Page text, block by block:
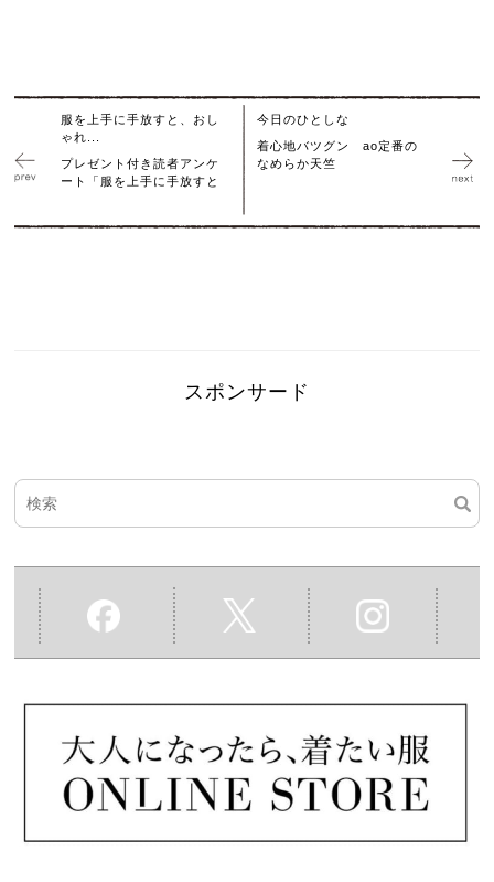
服を上手に手放すと、おし
ゃれ...
プレゼント付き読者アンケ
ート「服を上手に手放すと
今日のひとしな
着心地バツグン ao定番の
なめらか天竺
スポンサード